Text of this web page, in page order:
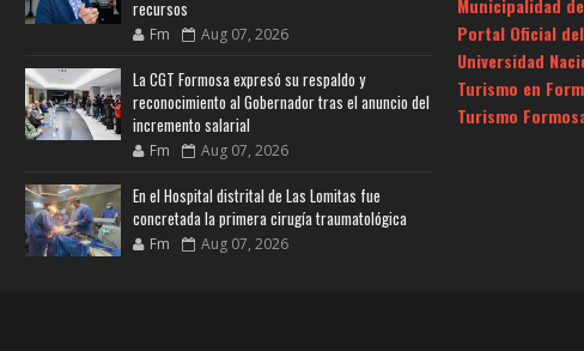
recursos
Fm Aug 07, 2026
La CGT Formosa expresó su respaldo y
reconocimiento al Gobernador tras el anuncio del
incremento salarial
Fm Aug 07, 2026
En el Hospital distrital de Las Lomitas fue
concretada la primera cirugía traumatológica
Fm Aug 07, 2026
Portal Oficial
Universidad
Turismo en
Turismo